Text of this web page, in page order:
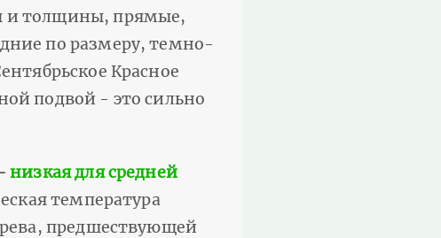
и толщины, прямые,
по размеру, темно-
Красное
подвой - это сильно
-низкая для средней
температура
предшествующей